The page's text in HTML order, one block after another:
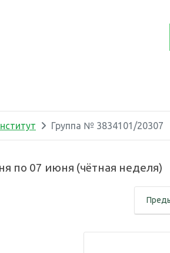
Группа № 3834101/20307
по 07 июня (чётная неделя)